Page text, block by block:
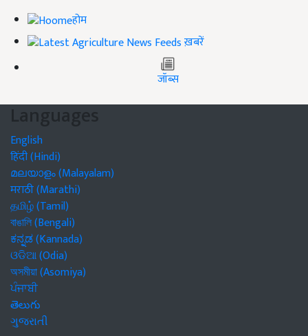
होम
ख़बरें
जॉब्स
Languages
English
हिंदी (Hindi)
മലയാളം (Malayalam)
मराठी (Marathi)
தமிழ் (Tamil)
বাঙালি (Bengali)
ಕನ್ನಡ (Kannada)
ଓଡିଆ (Odia)
অসমীয়া (Asomiya)
ਪੰਜਾਬੀ
తెలుగు
ગુજરાતી